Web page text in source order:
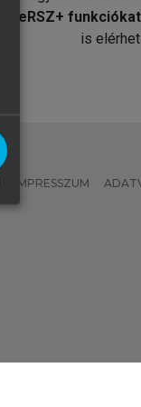
MeRSZ+ funkciókat
is
IMPRESSZUM